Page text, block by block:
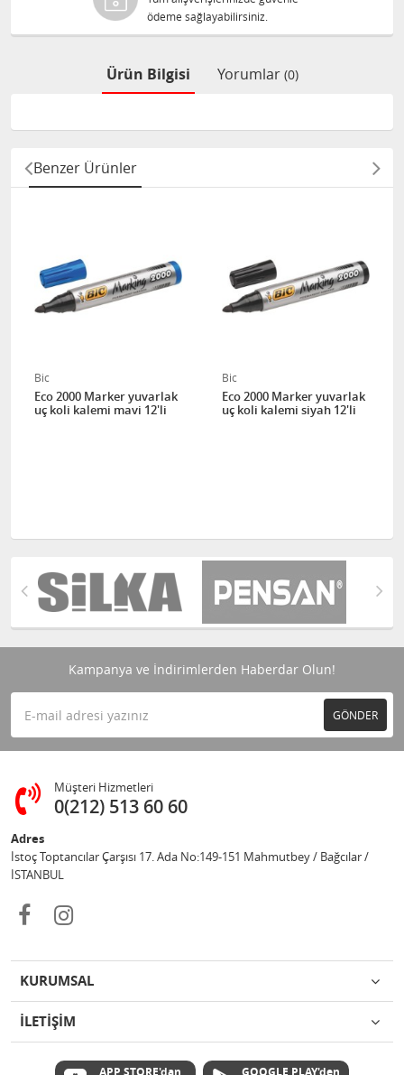
ödeme sağlayabilirsiniz.
Ürün Bilgisi Yorumlar (0)
Benzer Ürünler
Bic
Eco 2000 Marker yuvarlak
uç koli kalemi mavi 12'li
Bic
Eco 2000 Marker yuvarlak
uç koli kalemi siyah 12'li
Kampanya ve İndirimlerden Haberdar Olun!
GÖNDER
Müşteri Hizmetleri
0(212) 513 60 60
Adres
İstoç Toptancılar Çarşısı 17. Ada No:149-151 Mahmutbey / Bağcılar /
İSTANBUL
KURUMSAL
İLETİŞİM
APP STORE'dan GOOGLE PLAY'den